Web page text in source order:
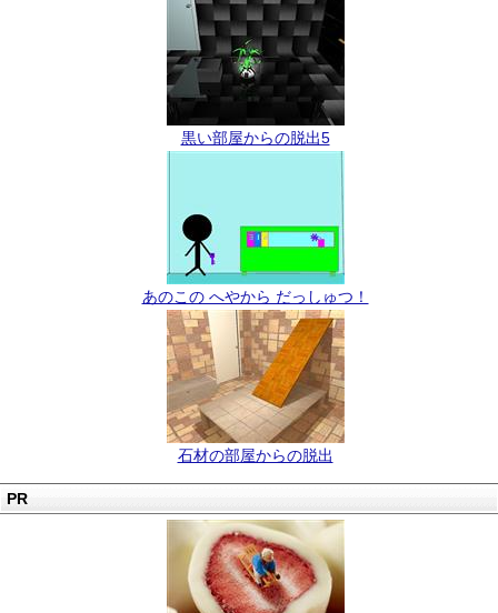
黒い部屋からの脱出5
あのこの へやから だっしゅつ！
石材の部屋からの脱出
PR